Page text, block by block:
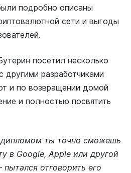
подробно описаны
сети и выгоды
посетил несколько
другими разработчиками
и по возвращении домой
и полностью посвятить
дипломом ты точно сможешь
в Google, Apple или другой
отговорить его